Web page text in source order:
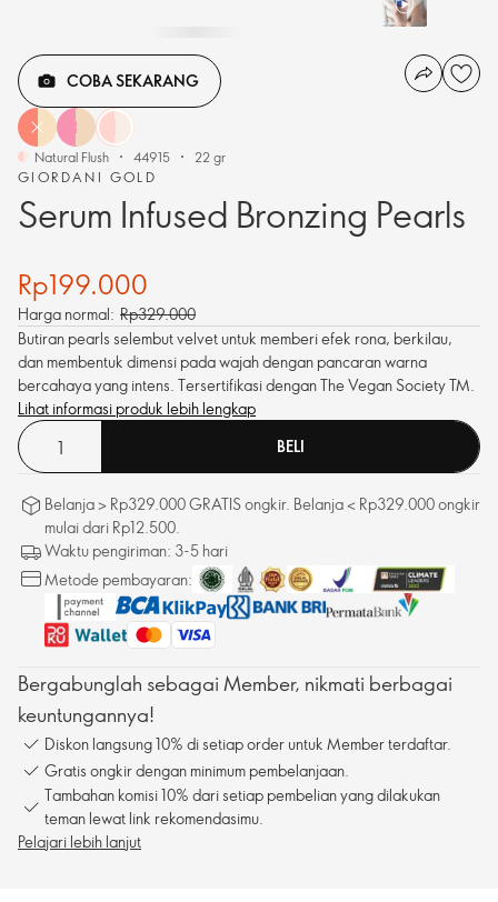
GIORDANI GOLD
Serum Infused Bronzing Pearls
COBA SEKARANG
Natural Flush 44915 22 gr
Rp199.000
Harga normal: Rp329.000
Butiran pearls selembut velvet untuk memberi efek rona, berkilau,
dan membentuk dimensi pada wajah dengan pancaran warna
bercahaya yang intens. Tersertifikasi dengan The Vegan SocietyTM.
Lihat informasi produk lebih lengkap
BELI
Belanja > Rp329.000 GRATIS ongkir. Belanja < Rp329.000 ongkir
mulai dari Rp12.500.
Waktu pengiriman: 3-5 hari
Metode pembayaran:
Bergabunglah sebagai Member, nikmati berbagai
keuntungannya!
Diskon langsung 10% di setiap order untuk Member terdaftar.
Gratis ongkir dengan minimum pembelanjaan.
Tambahan komisi 10% dari setiap pembelian yang dilakukan
teman lewat link rekomendasimu.
Pelajari lebih lanjut